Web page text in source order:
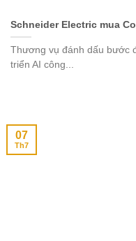
Schneider Electric mua
Thương vụ đánh dấu bước
triển AI công...
07
Th7